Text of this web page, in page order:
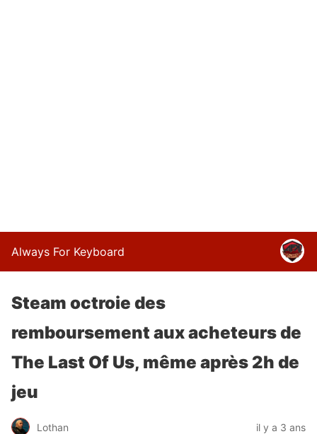
Always For Keyboard
Steam octroie des
remboursement aux acheteurs de
The Last Of Us, même après 2h de
jeu
Lothan il y a 3 ans